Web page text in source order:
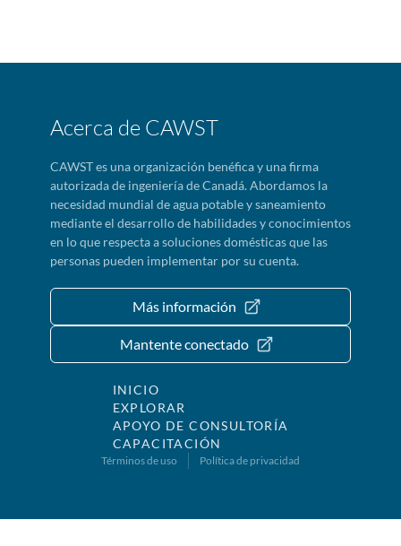
Acerca de CAWST
CAWST es una organización benéfica y una firma
autorizada de ingeniería de Canadá. Abordamos la
necesidad mundial de agua potable y saneamiento
mediante el desarrollo de habilidades y conocimientos
en lo que respecta a soluciones domésticas que las
personas pueden implementar por su cuenta.
Más información
Mantente conectado
INICIO
EXPLORAR
APOYO DE CONSULTORÍA
CAPACITACIÓN
Términos de uso Política de privacidad